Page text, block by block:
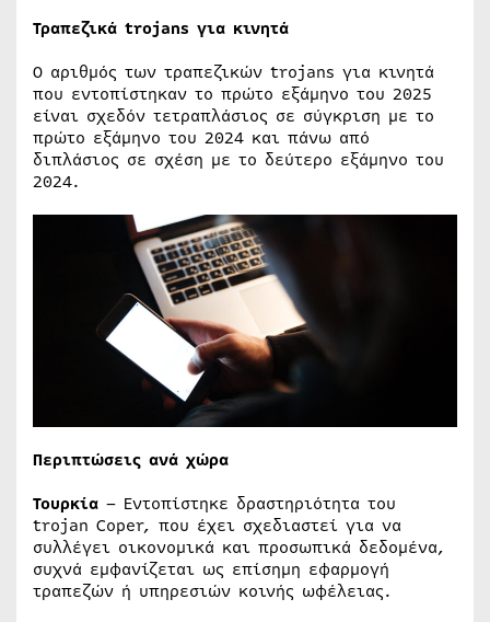
Τραπεζικά trojans για κινητά
Ο αριθμός των τραπεζικών trojans για κινητά
που εντοπίστηκαν το πρώτο εξάμηνο του 2025
είναι σχεδόν τετραπλάσιος σε σύγκριση με το
πρώτο εξάμηνο του 2024 και πάνω από
διπλάσιος σε σχέση με το δεύτερο εξάμηνο του
2024.
Περιπτώσεις ανά χώρα
Τουρκία – Εντοπίστηκε δραστηριότητα του
trojan Coper, που έχει σχεδιαστεί για να
συλλέγει οικονομικά και προσωπικά δεδομένα,
συχνά εμφανίζεται ως επίσημη εφαρμογή
τραπεζών ή υπηρεσιών κοινής ωφέλειας.